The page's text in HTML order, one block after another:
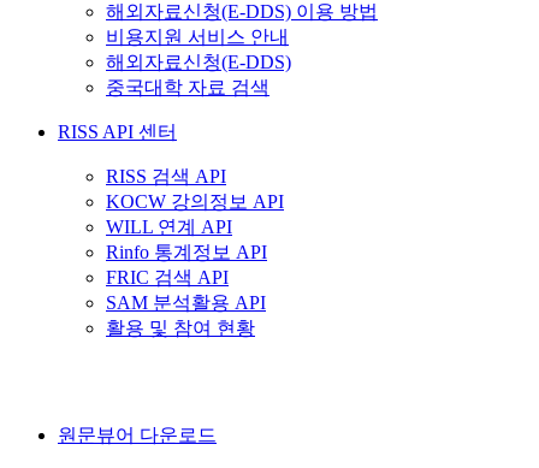
해외자료신청(E-DDS) 이용 방법
비용지원 서비스 안내
해외자료신청(E-DDS)
중국대학 자료 검색
RISS API 센터
RISS 검색 API
KOCW 강의정보 API
WILL 연계 API
Rinfo 통계정보 API
FRIC 검색 API
SAM 분석활용 API
활용 및 참여 현황
원문뷰어 다운로드